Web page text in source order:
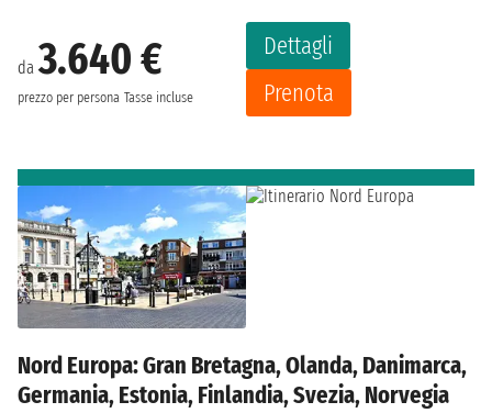
da3.640 €
prezzo per persona Tasse incluse
Dettagli
Prenota
Nord Europa: Gran Bretagna, Olanda, Danimarca,
Germania, Estonia, Finlandia, Svezia, Norvegia